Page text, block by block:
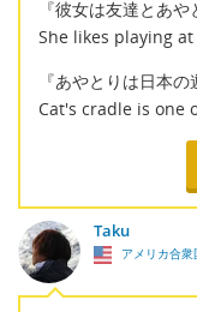
『彼女は友達とあ
She likes playing
『あやとりは日本
Cat's cradle is one
Taku
アメリカ合衆